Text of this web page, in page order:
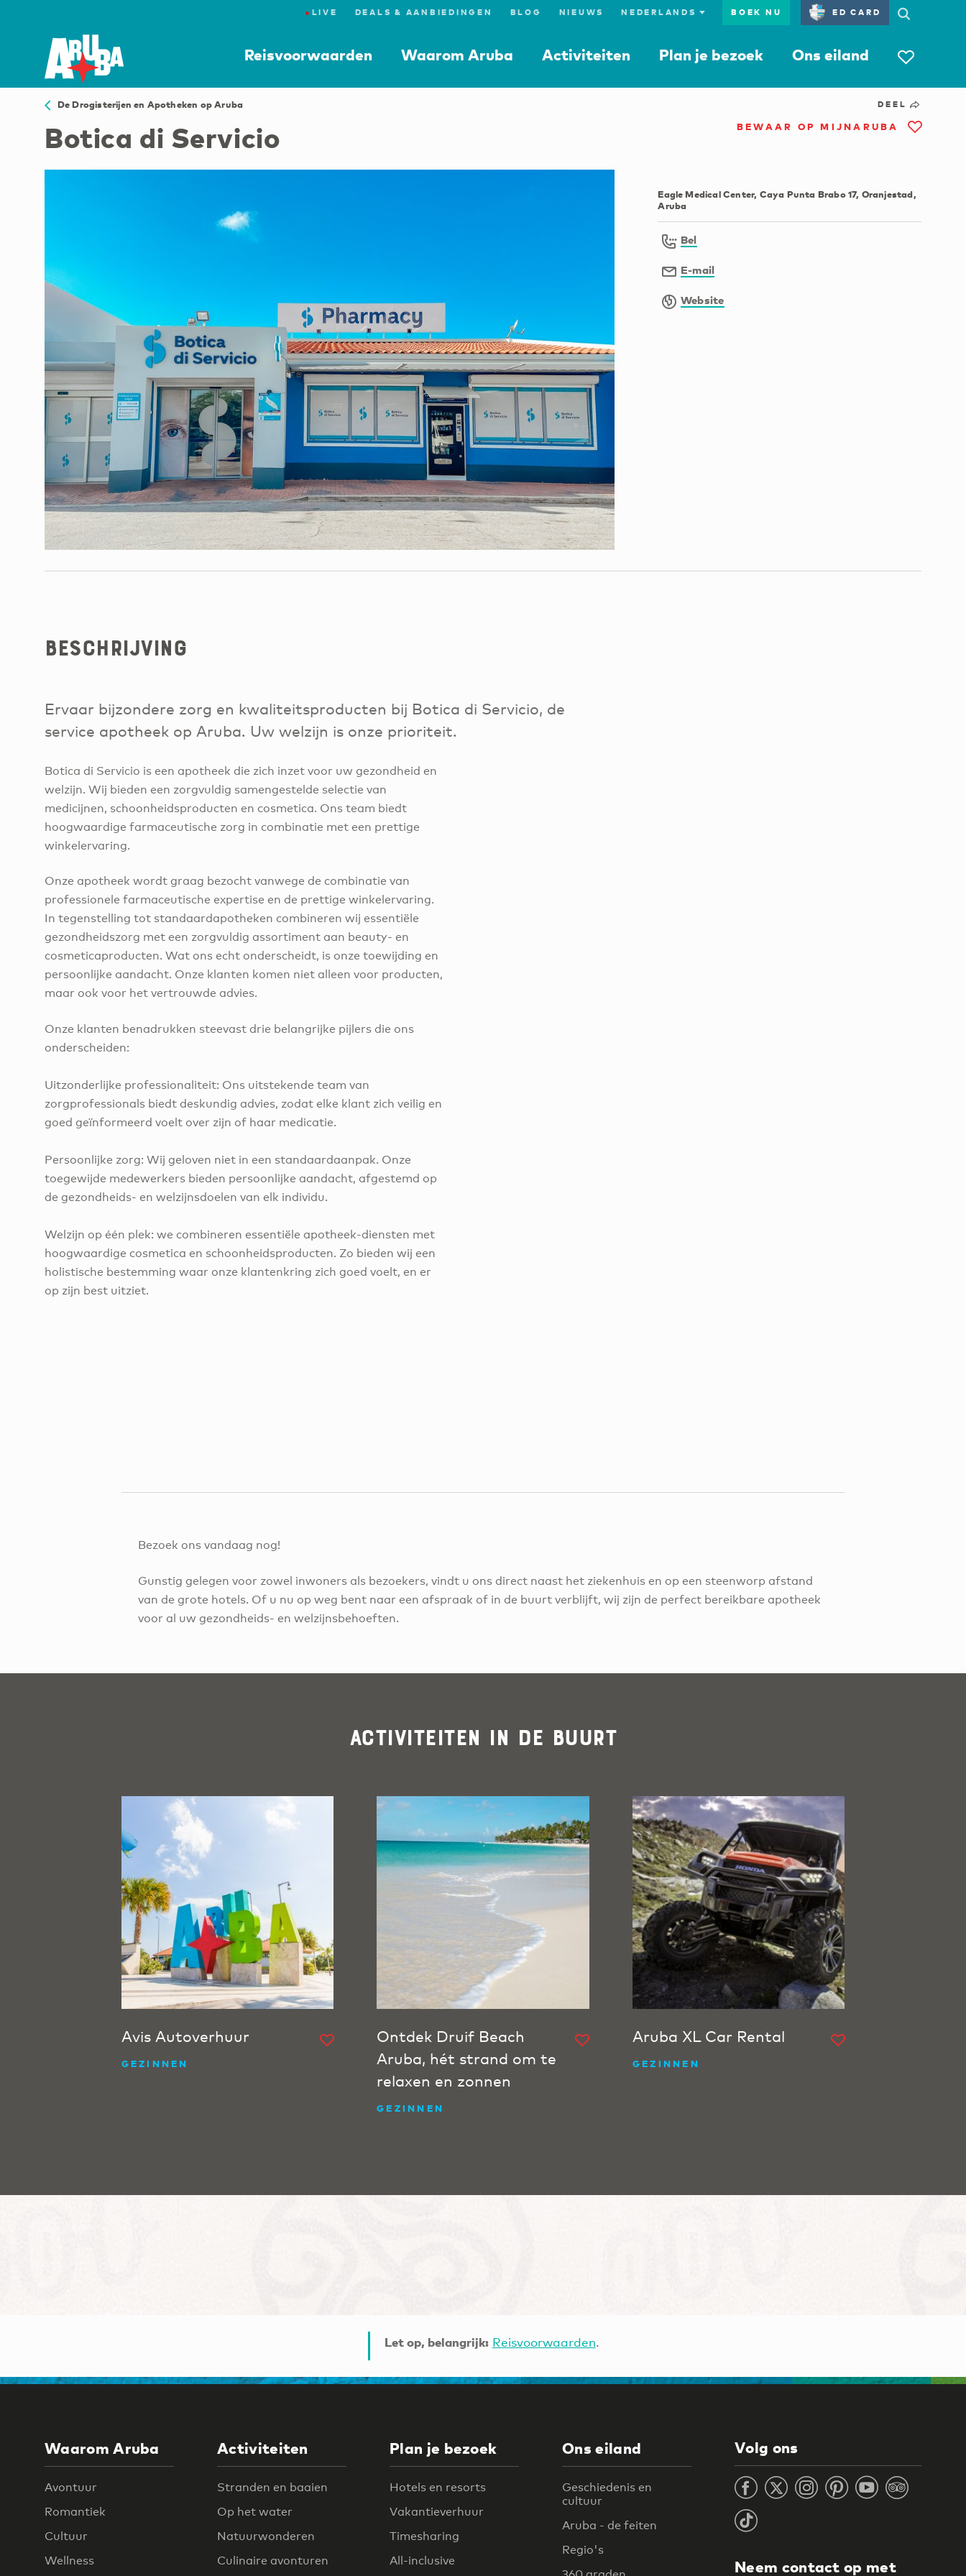
● LIVE DEALS & AANBIEDINGEN BLOG NIEUWS BOEK NU ED CARD
Reisvoorwaarden Waarom Aruba Activiteiten Plan je bezoek Ons eiland
De Drogisterijen en Apotheken op Aruba
Botica di Servicio
DEEL
BEWAAR OP MIJNARUBA
Eagle Medical Center, Caya Punta Brabo 17, Oranjestad,
Aruba
Bel
E-mail
Website
Beschrijving
Ervaar bijzondere zorg en kwaliteitsproducten bij Botica di Servicio, de
service apotheek op Aruba. Uw welzijn is onze prioriteit.
Botica di Servicio is een apotheek die zich inzet voor uw gezondheid en
welzijn. Wij bieden een zorgvuldig samengestelde selectie van
medicijnen, schoonheidsproducten en cosmetica. Ons team biedt
hoogwaardige farmaceutische zorg in combinatie met een prettige
winkelervaring.
Onze apotheek wordt graag bezocht vanwege de combinatie van
professionele farmaceutische expertise en de prettige winkelervaring.
In tegenstelling tot standaardapotheken combineren wij essentiële
gezondheidszorg met een zorgvuldig assortiment aan beauty- en
cosmeticaproducten. Wat ons echt onderscheidt, is onze toewijding en
persoonlijke aandacht. Onze klanten komen niet alleen voor producten,
maar ook voor het vertrouwde advies.
Onze klanten benadrukken steevast drie belangrijke pijlers die ons
onderscheiden:
Uitzonderlijke professionaliteit: Ons uitstekende team van
zorgprofessionals biedt deskundig advies, zodat elke klant zich veilig en
goed geïnformeerd voelt over zijn of haar medicatie.
Persoonlijke zorg: Wij geloven niet in een standaardaanpak. Onze
toegewijde medewerkers bieden persoonlijke aandacht, afgestemd op
de gezondheids- en welzijnsdoelen van elk individu.
Welzijn op één plek: we combineren essentiële apotheek-diensten met
hoogwaardige cosmetica en schoonheidsproducten. Zo bieden wij een
holistische bestemming waar onze klantenkring zich goed voelt, en er
op zijn best uitziet.
Bezoek ons ​​vandaag nog!
Gunstig gelegen voor zowel inwoners als bezoekers, vindt u ons direct naast het ziekenhuis en op een steenworp afstand
van de grote hotels. Of u nu op weg bent naar een afspraak of in de buurt verblijft, wij zijn de perfect bereikbare apotheek
voor al uw gezondheids- en welzijnsbehoeften.
Activiteiten in de buurt
Avis Autoverhuur
GEZINNEN
Ontdek Druif Beach
Aruba, hét strand om te
relaxen en zonnen
GEZINNEN
Aruba XL Car Rental
GEZINNEN
Let op, belangrijk: Reisvoorwaarden.
Waarom Aruba
Avontuur
Romantiek
Cultuur
Wellness
Activiteiten
Stranden en baaien
Op het water
Natuurwonderen
Culinaire avonturen
Plan je bezoek
Hotels en resorts
Vakantieverhuur
Timesharing
All-inclusive
Ons eiland
Geschiedenis en
cultuur
Aruba - de feiten
Regio's
Volg ons
Neem contact op met